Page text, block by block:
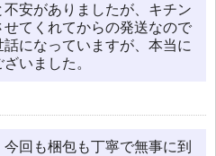
安がありましたが、キチン
てくれてからの発送なので
になっていますが、本当に
いました。
回も梱包も丁寧で無事に到